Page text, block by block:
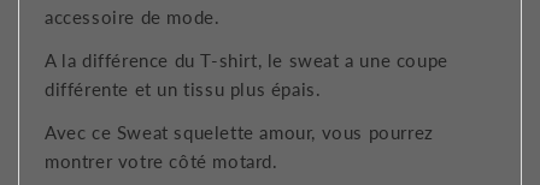
accessoire de mode.
A la différence du T-shirt, le sweat a une coupe
différente et un tissu plus épais.
Avec ce Sweat squelette amour, vous pourrez
montrer votre côté motard.